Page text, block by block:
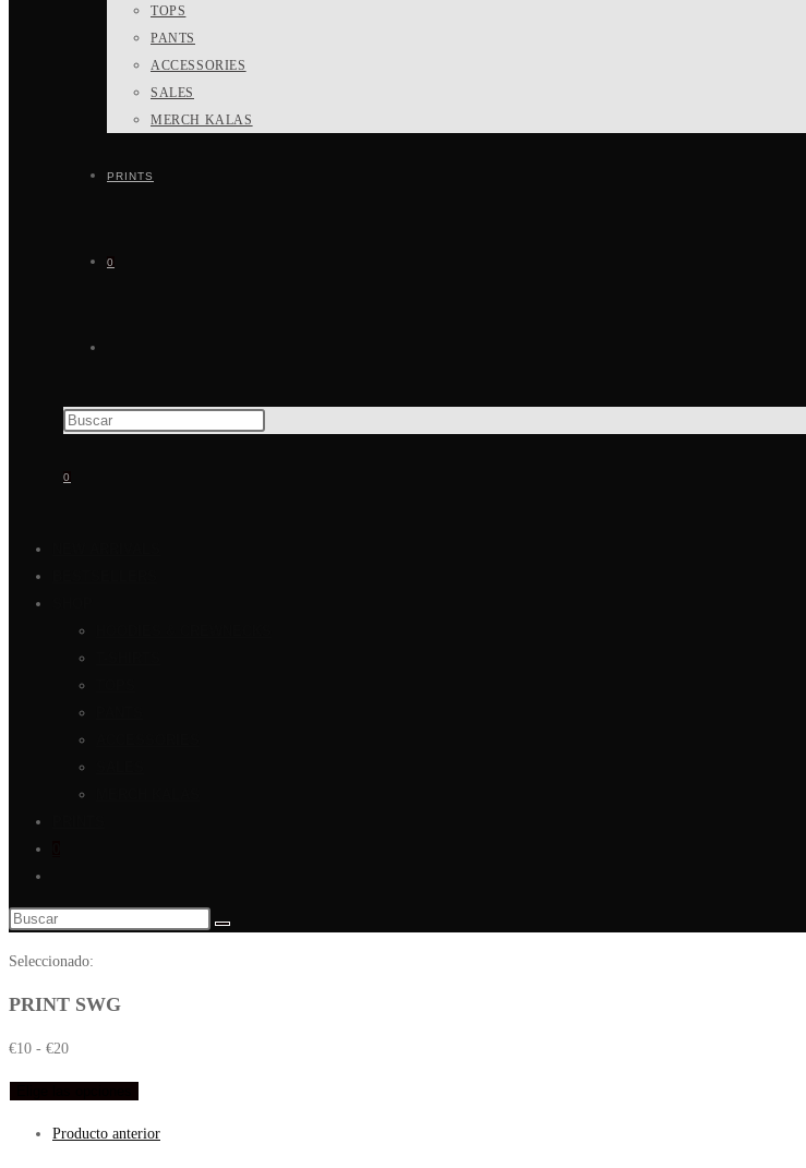
TOPS
PANTS
ACCESSORIES
SALES
MERCH KALAS
PRINTS
0
0
Seleccionado:
PRINT SWG
€10 - €20
Producto anterior